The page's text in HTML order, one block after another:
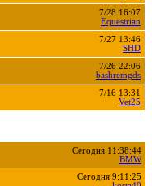
7/28 16:07
Equestrian
7/27 13:46
SHD
7/26 22:06
bashremgds
7/16 13:31
Vet25
Сегодня 11:38:44
BMW
Сегодня 9:11:25